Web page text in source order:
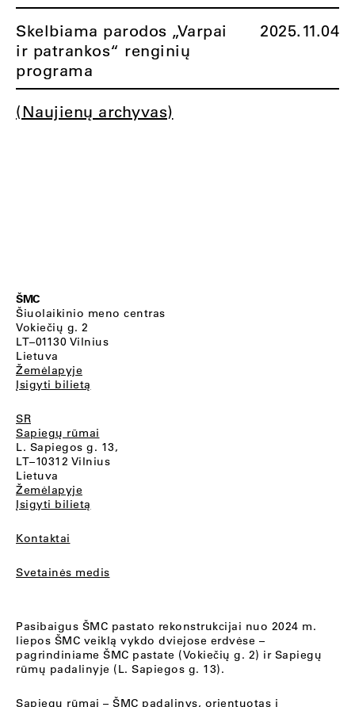
Skelbiama parodos „Varpai
ir patrankos“ renginių
programa
2025.11.04
(Naujienų archyvas)
ŠMC
Šiuolaikinio meno centras
Vokiečių g. 2
LT–01130 Vilnius
Lietuva
Žemėlapyje
Įsigyti bilietą
SR
Sapiegų rūmai
L. Sapiegos g. 13,
LT–10312 Vilnius
Lietuva
Žemėlapyje
Įsigyti bilietą
Kontaktai
Svetainės medis
Pasibaigus ŠMC pastato rekonstrukcijai nuo 2024 m.
liepos ŠMC veiklą vykdo dviejose erdvėse –
pagrindiniame ŠMC pastate (Vokiečių g. 2) ir Sapiegų
rūmų padalinyje (L. Sapiegos g. 13).
Sapiegų rūmai – ŠMC padalinys, orientuotas į